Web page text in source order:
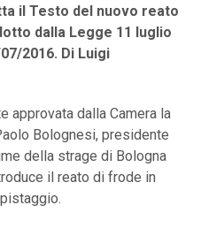
il Testo del nuovo reato
dalla Legge 11 luglio
2016. Di Luigi
approvata dalla Camera la
Bolognesi, presidente
della strage di Bologna
il reato di frode in